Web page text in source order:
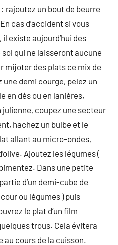
rajoutez un bout de beurre
cas d’accident si vous
existe aujourd’hui des
qui ne laisseront aucune
mijoter des plats ce mix de
demi courge, pelez un
en dés ou en lanières,
julienne, coupez une secteur
hachez un bulbe et le
allant au micro-ondes,
Ajoutez les légumes (
Dans une petite
d’un demi-cube de
ou légumes ) puis
le plat d’un film
trous. Cela évitera
au cours de la cuisson.